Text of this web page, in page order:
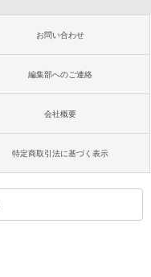
お問い合わせ
編集部へのご連絡
会社概要
特定商取引法に基づく表示